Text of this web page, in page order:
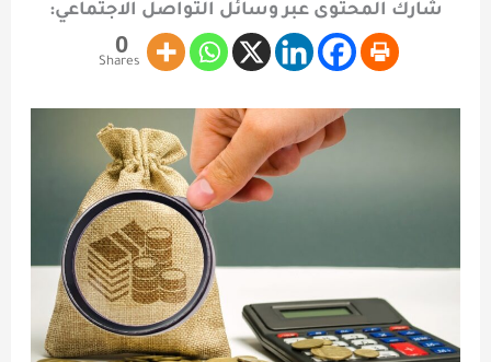
شارك المحتوى عبر وسائل التواصل الاجتماعي:
0
Shares